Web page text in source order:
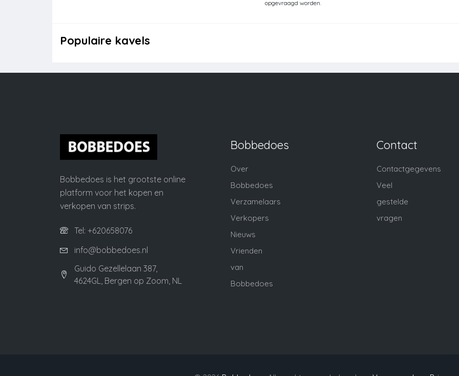
opgevraagd worden.
Populaire kavels
Bobbedoes is het grootste online
platform voor het kopen en
verkopen van strips.
Tel: +620658076
info@bobbedoes.nl
Guido Gezellelaan 387,
4624GL, Bergen op Zoom, NL
Bobbedoes
Over
Bobbedoes
Verzamelaars
Verkopers
Nieuws
Vrienden
van
Bobbedoes
Contact
Contactgegevens
Veel
gestelde
vragen